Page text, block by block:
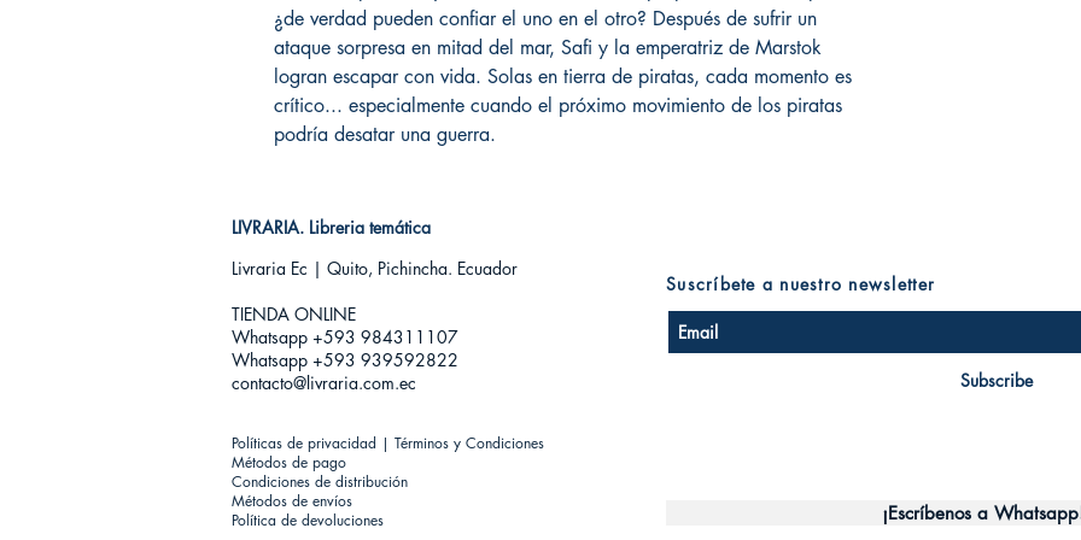
¿de verdad pueden confiar el uno en el otro? Después de sufrir un
ataque sorpresa en mitad del mar, Safi y la emperatriz de Marstok
logran escapar con vida. Solas en tierra de piratas, cada momento es
crítico... especialmente cuando el próximo movimiento de los piratas
podría desatar una guerra.
LIVRARIA. Libreria temática
Livraria Ec | Quito, Pichincha. Ecuador
TIENDA ONLINE​
Whatsapp +593 984311107
Whatsapp +593 939592822
contacto@livraria.com.ec
Políticas de privacidad | Términos y Condiciones
Métodos de pago
Condiciones de distribución
Métodos de envíos
Política de devoluciones
Subscribe
Suscríbete a nuestro newsletter
¡Escríbenos a